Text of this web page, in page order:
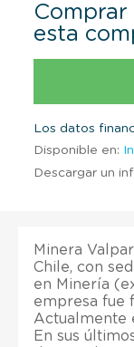
esta
Los datos
Disponible en:
Descargar un
Minera
Chile, con
en Minería
empresa fue
Actualmente
En sus